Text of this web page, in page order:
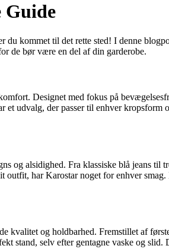
Guide
du kommet til det rette sted! I denne
de bør være en del af din garderobe.
Designet med fokus på
udvalg, der passer til enhver
og alsidighed. Fra klassiske blå jeans
har Karostar noget for enhver
kvalitet og holdbarhed. Fremstillet af
stand, selv efter gentagne vaske og